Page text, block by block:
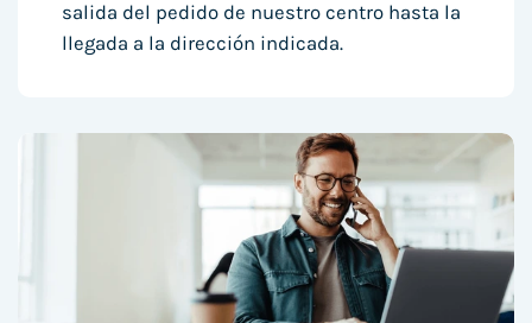
salida del pedido de nuestro centro hasta la
llegada a la dirección indicada.